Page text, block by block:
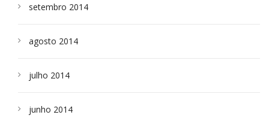
setembro 2014
agosto 2014
julho 2014
junho 2014